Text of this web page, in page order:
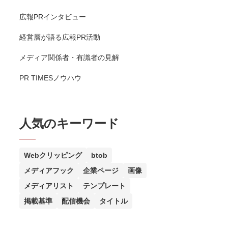
広報PRインタビュー
経営層が語る広報PR活動
メディア関係者・有識者の見解
PR TIMESノウハウ
人気のキーワード
Webクリッピング
btob
メディアフック
企業ページ
画像
メディアリスト
テンプレート
掲載基準
配信機会 タイトル